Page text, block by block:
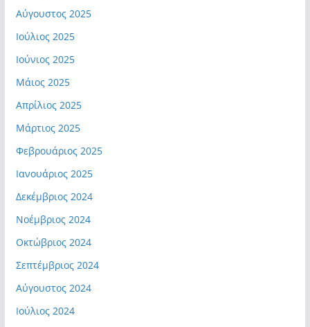
Αύγουστος 2025
Ιούλιος 2025
Ιούνιος 2025
Μάιος 2025
Απρίλιος 2025
Μάρτιος 2025
Φεβρουάριος 2025
Ιανουάριος 2025
Δεκέμβριος 2024
Νοέμβριος 2024
Οκτώβριος 2024
Σεπτέμβριος 2024
Αύγουστος 2024
Ιούλιος 2024